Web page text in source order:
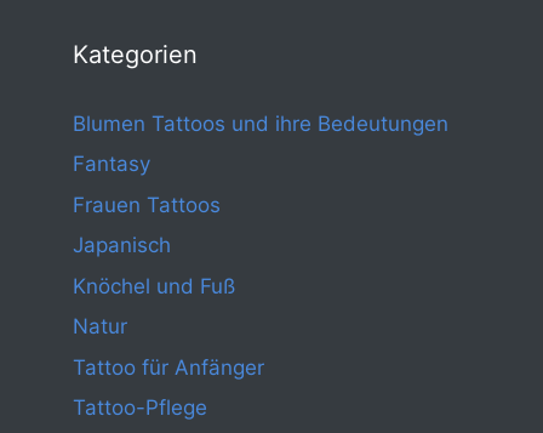
Kategorien
Blumen Tattoos und ihre Bedeutungen
Fantasy
Frauen Tattoos
Japanisch
Knöchel und Fuß
Natur
Tattoo für Anfänger
Tattoo-Pflege